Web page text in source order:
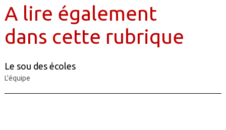
A lire également
dans cette rubrique
Le sou des écoles
L'équipe